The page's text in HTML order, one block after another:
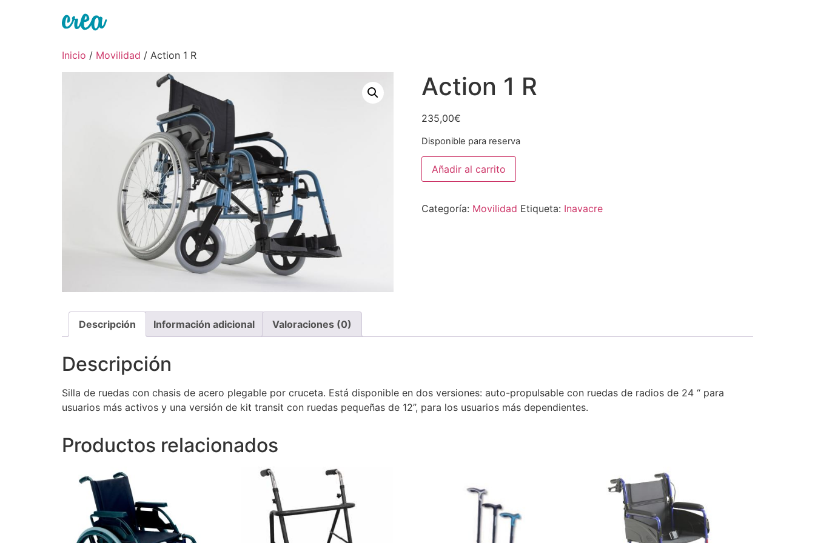
Inicio / Movilidad / Action 1 R
Action 1 R
235,00€
Disponible para reserva
Action
R
Añadir al carrito
Categoría: Movilidad Etiqueta: Inavacre
Descripción Información adicional Valoraciones (0)
Descripción
Silla de ruedas con chasis de acero plegable por cruceta. Está disponible en dos versiones: auto-propulsable con ruedas de radios de 24 “ para
usuarios más activos y una versión de kit transit con ruedas pequeñas de 12”, para los usuarios más dependientes.
Productos relacionados